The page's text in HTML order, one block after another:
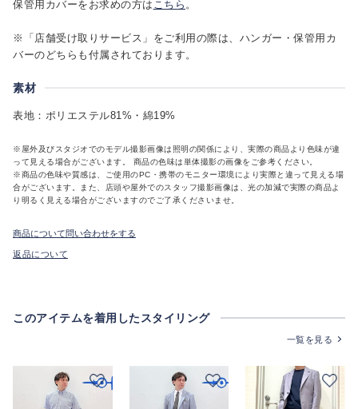
保管用カバーをお求めの方は こちら 。
※「店舗受け取りサービス」をご利用の際は、ハンガー・保管用カ
バーのどちらも付属されております。
素材
表地：ポリエステル81%・綿19%
※屋外及びスタジオでのモデル撮影画像は照明の関係により、実際の商品より色味が違
って見える場合がございます。 商品の色味は単体撮影の画像をご参考ください。
※商品の色味や質感は、ご使用のPC・携帯のモニター環境により実際と違って見える場
合がございます。また、店頭や屋外でのスタッフ撮影画像は、光の加減で実際の商品よ
り明るく見える場合がございますのでご了承くださいませ。
商品について問い合わせをする
返品について
このアイテムを着用したスタイリング
一覧を見る